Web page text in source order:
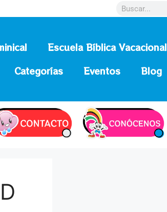
Escuela Bíblica Vacacional
Categorías
Eventos Blog